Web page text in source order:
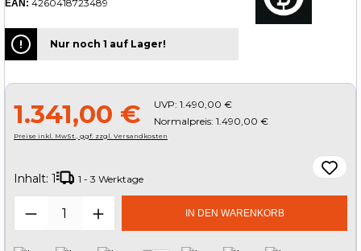
EAN: 4260418723489
Nur noch 1 auf Lager!
1.341,00 € UVP: 1.490,00 €
Normalpreis: 1.490,00 €
Preise inkl. MwSt., ggf. zzgl. Versandkosten
Inhalt: 1 1 - 3 Werktage
Produkt Anzahl: Gib denIN DEN WARENKORB